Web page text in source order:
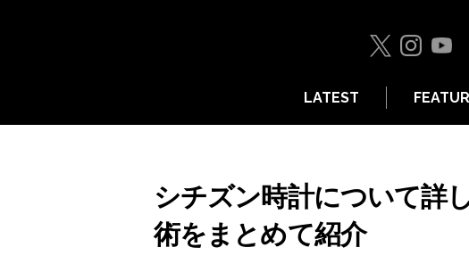
LATEST
シチズン時計について詳
術をまとめて紹介